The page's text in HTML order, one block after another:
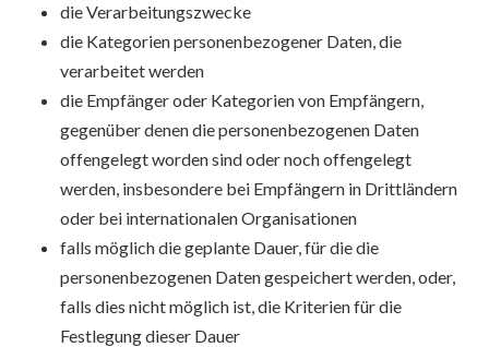
die Verarbeitungszwecke
die Kategorien personenbezogener Daten, die
verarbeitet werden
die Empfänger oder Kategorien von Empfängern,
gegenüber denen die personenbezogenen Daten
offengelegt worden sind oder noch offengelegt
werden, insbesondere bei Empfängern in Drittländern
oder bei internationalen Organisationen
falls möglich die geplante Dauer, für die die
personenbezogenen Daten gespeichert werden, oder,
falls dies nicht möglich ist, die Kriterien für die
Festlegung dieser Dauer